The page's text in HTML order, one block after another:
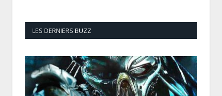
LES DERNIERS BUZZ